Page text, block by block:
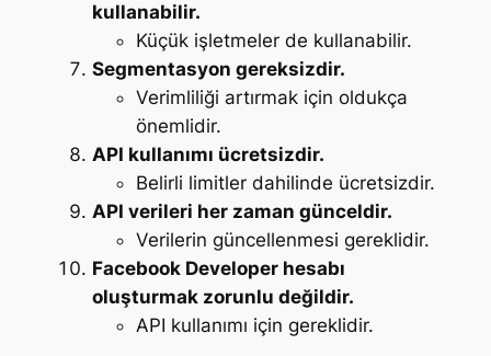
kullanabilir.
Küçük işletmeler de kullanabilir.
Segmentasyon gereksizdir.
Verimliliği artırmak için oldukça
önemlidir.
API kullanımı ücretsizdir.
Belirli limitler dahilinde ücretsizdir.
API verileri her zaman günceldir.
Verilerin güncellenmesi gereklidir.
Facebook Developer hesabı
oluşturmak zorunlu değildir.
API kullanımı için gereklidir.